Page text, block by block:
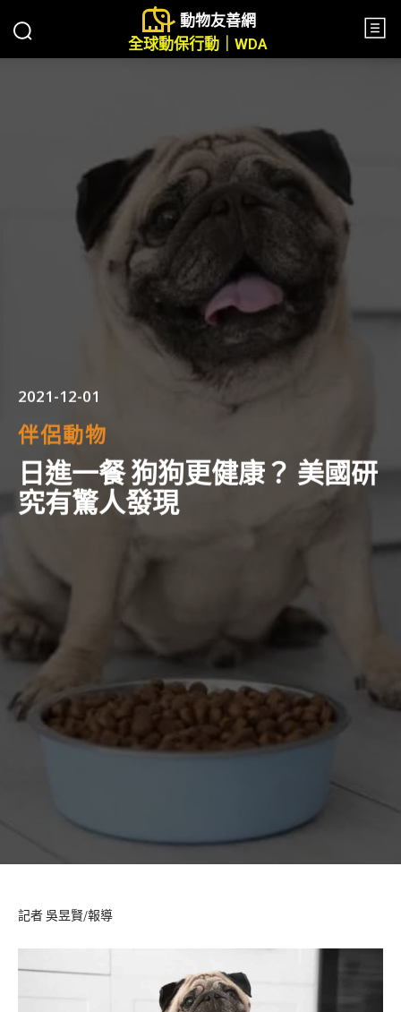
動物友善網
全球動保行動｜WDA
2021-12-01
伴侶動物
日進一餐 狗狗更健康？ 美國研
究有驚人發現
記者 吳昱賢/報導